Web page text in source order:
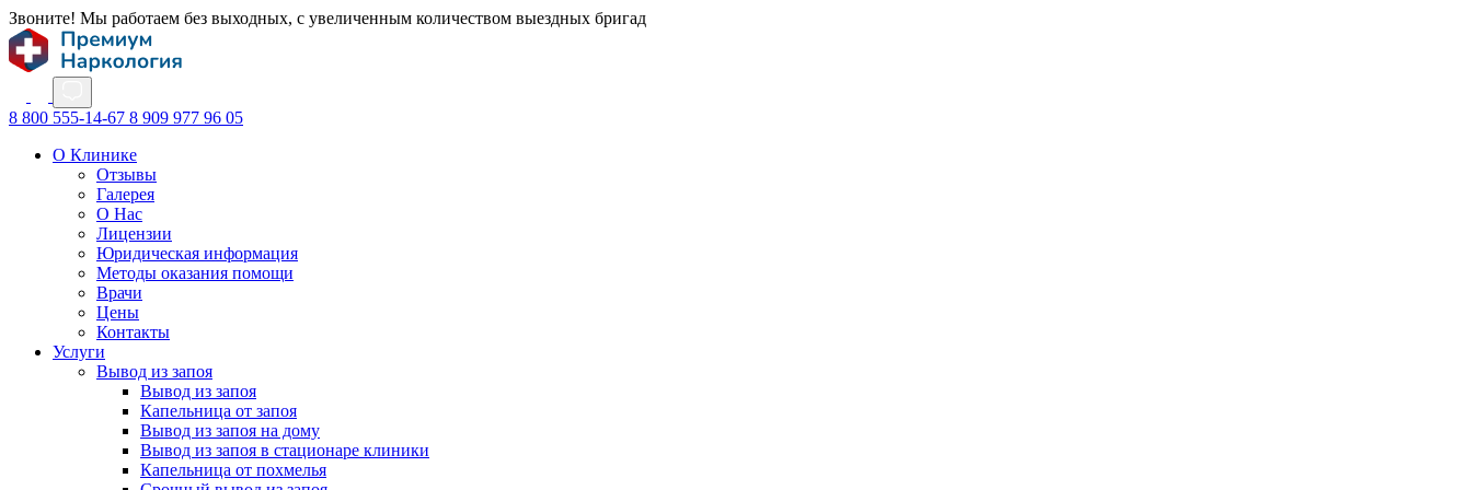
Звоните! Мы работаем без выходных, с увеличенным количеством выездных бригад
8 800 555-14-67 8 909 977 96 05
О Клинике
Отзывы
Галерея
О Нас
Лицензии
Юридическая информация
Методы оказания помощи
Врачи
Цены
Контакты
Услуги
Вывод из запоя
Вывод из запоя
Капельница от запоя
Вывод из запоя на дому
Вывод из запоя в стационаре клиники
Капельница от похмелья